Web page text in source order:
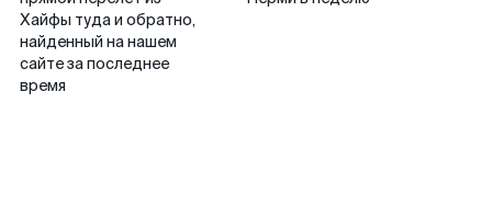
Хайфы туда и обратно,
найденный на нашем
сайте за последнее
время